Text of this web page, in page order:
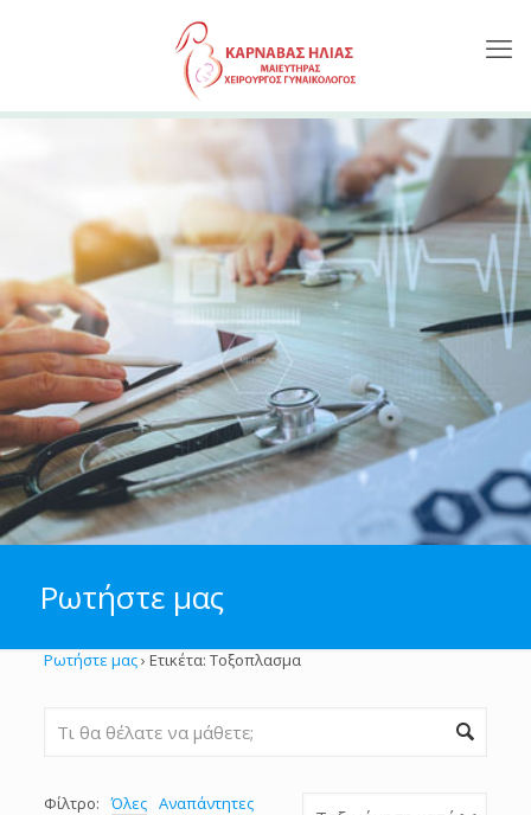
Ρωτήστε μας
Ρωτήστε μας› Ετικέτα: Τοξοπλασμα
Φίλτρο: Όλες Αναπάντητες